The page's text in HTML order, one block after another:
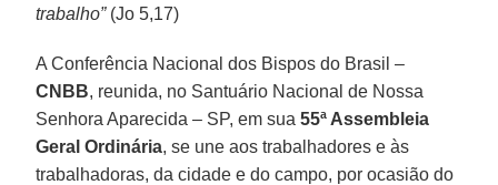
trabalho”(Jo 5,17)
A Conferência Nacional dos Bispos do Brasil –
CNBB, reunida, no Santuário Nacional de Nossa
Senhora Aparecida – SP, em sua55ª Assembleia
Geral Ordinária, se une aos trabalhadores e às
trabalhadoras, da cidade e do campo, por ocasião do